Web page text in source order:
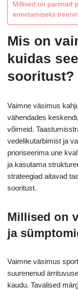
Millised on parimad
ennetamiseks
Mis on
kuidas
sooritust?
Vaimne väsimus
vähendades
võimeid.
vedelikutarbimist ja
prioriseerima une
ja kasutama
strateegiad aitavad
sooritust.
Millised on
ja
Vaimne väsimus
suurenenud
kaudu. Tavalised